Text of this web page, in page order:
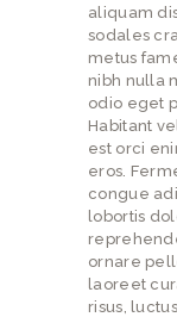
aliquam
sodales
metus
nibh nulla
odio eget
Habitant
est orci
eros.
congue
lobortis
ornare
laoreet
risus,